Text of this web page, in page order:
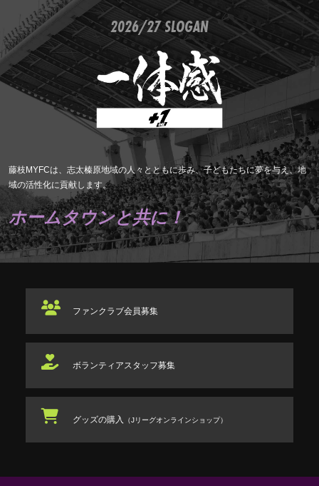
2026/27 SLOGAN
藤枝MYFCは、志太榛原地域の人々とともに歩み、子どもたちに夢を与え、地
域の活性化に貢献します。
ホームタウンと共に！
ファンクラブ会員募集
ボランティアスタッフ募集
グッズの購入 （Jリーグオンラインショップ）